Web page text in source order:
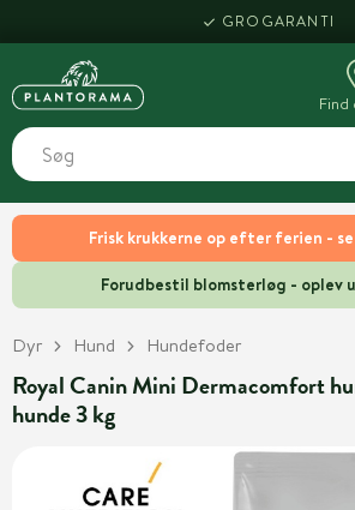
Frisk krukkerne op efter ferien -
Forudbestil blomsterløg - oplev
GROGARANTI
Dyr Hund Hundefoder
Royal Canin Mini Dermacomfort
hunde 3 kg